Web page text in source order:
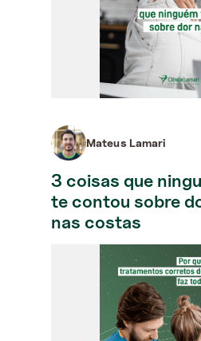
Mateus Lamari
3 coisas que
te contou sobre
nas costas